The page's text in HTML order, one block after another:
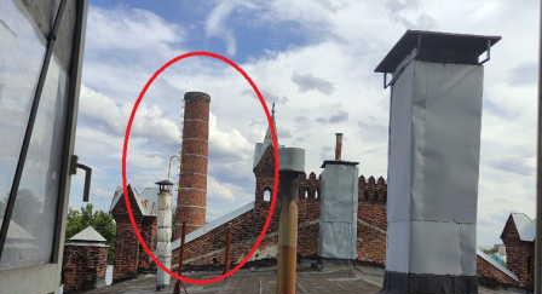
Перейти к основному содержанию